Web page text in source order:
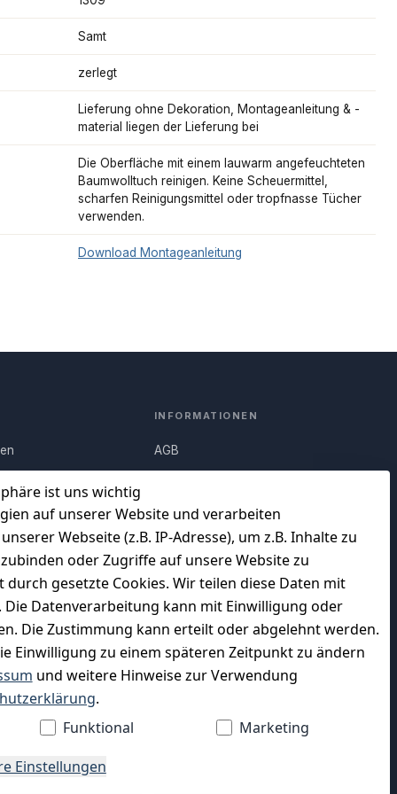
Samt
zerlegt
Lieferung ohne Dekoration, Montageanleitung & -
material liegen der Lieferung bei
Die Oberfläche mit einem lauwarm angefeuchteten
Baumwolltuch reinigen. Keine Scheuermittel,
scharfen Reinigungsmittel oder tropfnasse Tücher
verwenden.
Download Montageanleitung
ist uns wichtig
auf unserer Website und verarbeiten
Webseite (z.B. IP-Adresse), um z.B. Inhalte zu
oder Zugriffe auf unsere Website zu
gesetzte Cookies. Wir teilen diese Daten mit
Datenverarbeitung kann mit Einwilligung oder
Die Zustimmung kann erteilt oder abgelehnt werden.
Einwilligung zu einem späteren Zeitpunkt zu ändern
und weitere Hinweise zur Verwendung
.
Funktional
Marketing
Einstellungen
INFORMATIONEN
AGB
Datenschutz
Impressum
Unser Unternehmen
Charity & Wohltätigkeit
WIR VERSENDEN MIT